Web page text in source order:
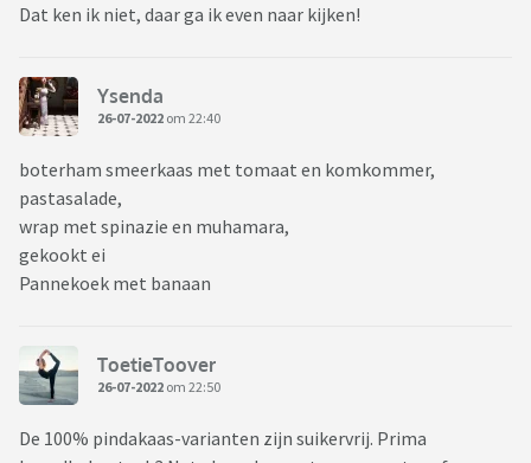
Dat ken ik niet, daar ga ik even naar kijken!
Ysenda
26-07-2022 om 22:40
boterham smeerkaas met tomaat en komkommer,
pastasalade,
wrap met spinazie en muhamara,
gekookt ei
Pannekoek met banaan
ToetieToover
26-07-2022 om 22:50
De 100% pindakaas-varianten zijn suikervrij. Prima